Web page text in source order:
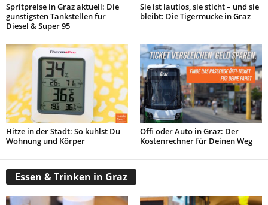
Spritpreise in Graz aktuell: Die
günstigsten Tankstellen für
Diesel & Super 95
Sie ist lautlos, sie sticht – und sie
bleibt: Die Tigermücke in Graz
Hitze in der Stadt: So kühlst Du
Wohnung und Körper
Öffi oder Auto in Graz: Der
Kostenrechner für Deinen Weg
Essen & Trinken in Graz